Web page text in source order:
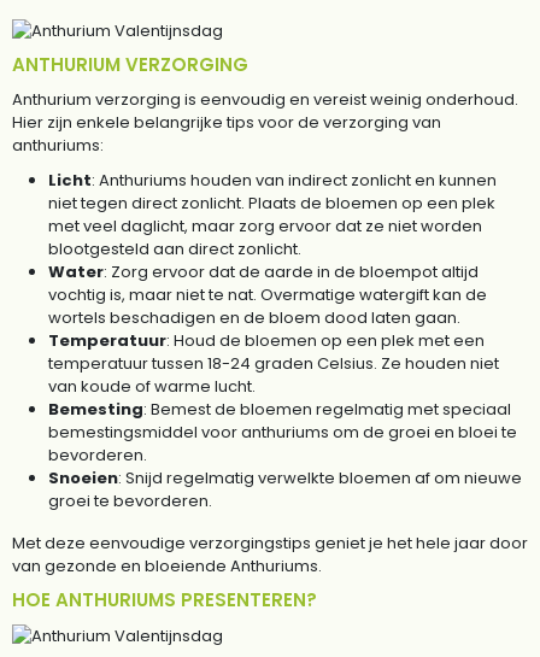
ANTHURIUM VERZORGING
Anthurium verzorging is eenvoudig en vereist weinig onderhoud.
Hier zijn enkele belangrijke tips voor de verzorging van
anthuriums:
Licht: Anthuriums houden van indirect zonlicht en kunnen
niet tegen direct zonlicht. Plaats de bloemen op een plek
met veel daglicht, maar zorg ervoor dat ze niet worden
blootgesteld aan direct zonlicht.
Water: Zorg ervoor dat de aarde in de bloempot altijd
vochtig is, maar niet te nat. Overmatige watergift kan de
wortels beschadigen en de bloem dood laten gaan.
Temperatuur: Houd de bloemen op een plek met een
temperatuur tussen 18-24 graden Celsius. Ze houden niet
van koude of warme lucht.
Bemesting: Bemest de bloemen regelmatig met speciaal
bemestingsmiddel voor anthuriums om de groei en bloei te
bevorderen.
Snoeien: Snijd regelmatig verwelkte bloemen af om nieuwe
groei te bevorderen.
Met deze eenvoudige verzorgingstips geniet je het hele jaar door
van gezonde en bloeiende Anthuriums.
HOE ANTHURIUMS PRESENTEREN?